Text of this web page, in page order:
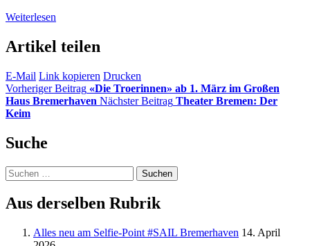
Weiterlesen
Artikel teilen
E-Mail Link kopieren Drucken
Vorheriger Beitrag «Die Troerinnen» ab 1. März im Großen
Haus Bremerhaven Nächster Beitrag Theater Bremen: Der
Keim
Suche
Suchen
nach:
Aus derselben Rubrik
Alles neu am Selfie-Point #SAIL Bremerhaven 14. April